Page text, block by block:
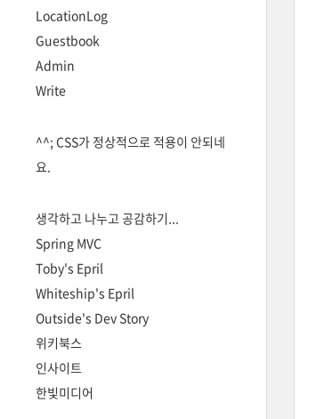
LocationLog
Guestbook
Admin
Write
^^; CSS가 정상적으로 적용이 안되네
요.
생각하고 나누고 공감하기...
Spring MVC
Toby's Epril
Whiteship's Epril
Outside's Dev Story
위키북스
인사이트
한빛미디어